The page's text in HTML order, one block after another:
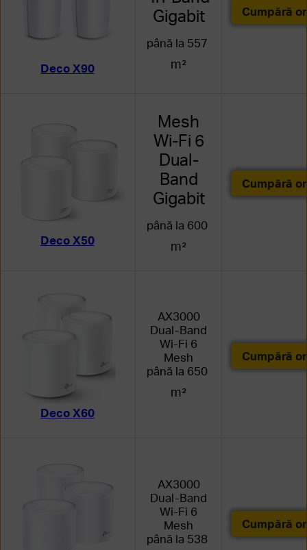
Deco X90
Gigabit
până la 557
m²
Cumpără
Deco X50
Mesh
Wi-Fi 6
Dual-
Band
Gigabit
până la 600
m²
Cumpără
Deco X60
AX3000
Dual-Band
Wi-Fi 6
Mesh
până la 650
m²
Cumpără
AX3000
Dual-Band
Wi-Fi 6
Mesh
până la 538
Cumpără